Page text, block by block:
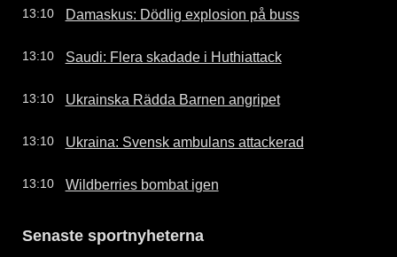
13:10 Damaskus: Dödlig explosion på buss
13:10 Saudi: Flera skadade i Huthiattack
13:10 Ukrainska Rädda Barnen angripet
13:10 Ukraina: Svensk ambulans attackerad
13:10 Wildberries bombat igen
Senaste sportnyheterna